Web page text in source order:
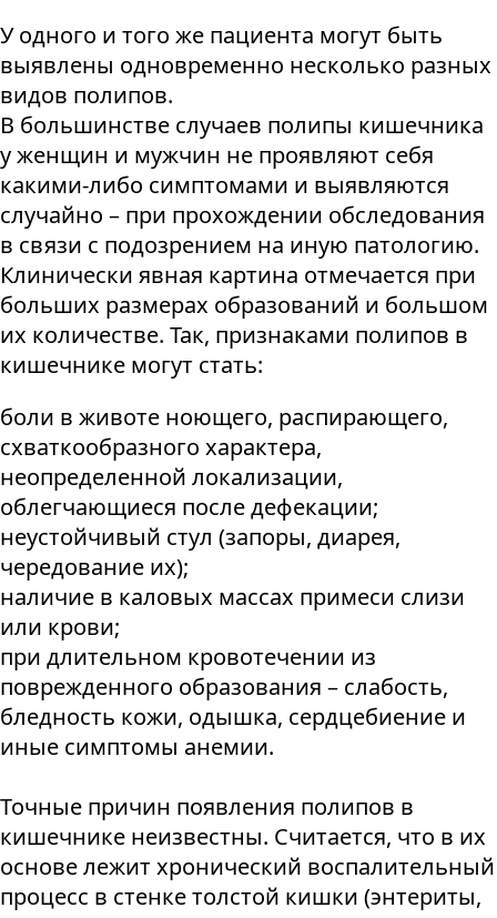
У одного и того же пациента могут быть
выявлены одновременно несколько разных
видов полипов.
В большинстве случаев полипы кишечника
у женщин и мужчин не проявляют себя
какими-либо симптомами и выявляются
случайно – при прохождении обследования
в связи с подозрением на иную патологию.
Клинически явная картина отмечается при
больших размерах образований и большом
их количестве. Так, признаками полипов в
кишечнике могут стать:
боли в животе ноющего, распирающего,
схваткообразного характера,
неопределенной локализации,
облегчающиеся после дефекации;
неустойчивый стул (запоры, диарея,
чередование их);
наличие в каловых массах примеси слизи
или крови;
при длительном кровотечении из
поврежденного образования – слабость,
бледность кожи, одышка, сердцебиение и
иные симптомы анемии.
Точные причин появления полипов в
кишечнике неизвестны. Считается, что в их
основе лежит хронический воспалительный
процесс в стенке толстой кишки (энтериты,